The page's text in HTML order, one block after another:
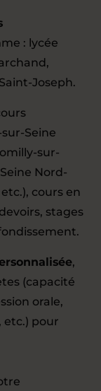
: lycée
Joseph.
Seine
sur-
Nord-
cours en
stages
,
(capacité
orale,
pour